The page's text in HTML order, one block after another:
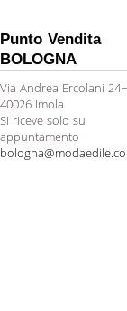
Punto Vendita
BOLOGNA
Via Andrea Ercolani 24H
40026 Imola
Si riceve solo su
appuntamento